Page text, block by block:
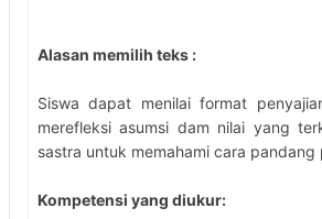
Alasan memilih teks :
Siswa dapat menilai format
merefleksi asumsi dam nilai yang
sastra untuk memahami cara pandang
Kompetensi yang diukur: